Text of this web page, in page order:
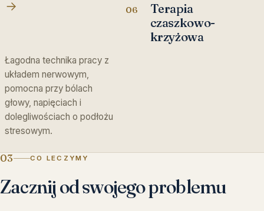
06
Terapia
czaszkowo-
krzyżowa
Łagodna technika pracy z
układem nerwowym,
pomocna przy bólach
głowy, napięciach i
dolegliwościach o podłożu
stresowym.
03 CO LECZYMY
Zacznij od swojego problemu